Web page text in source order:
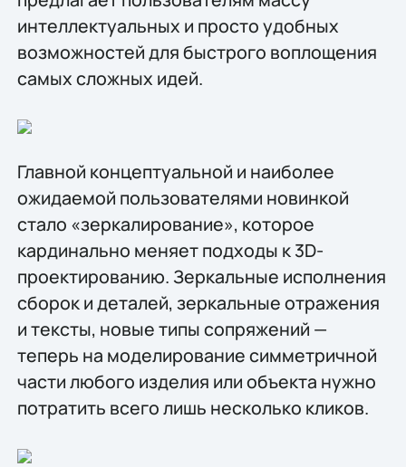
интеллектуальных и просто удобных
возможностей для быстрого воплощения
самых сложных идей.
Главной концептуальной и наиболее
ожидаемой пользователями новинкой
стало «зеркалирование», которое
кардинально меняет подходы к 3D-
проектированию. Зеркальные исполнения
сборок и деталей, зеркальные отражения
и тексты, новые типы сопряжений —
теперь на моделирование симметричной
части любого изделия или объекта нужно
потратить всего лишь несколько кликов.